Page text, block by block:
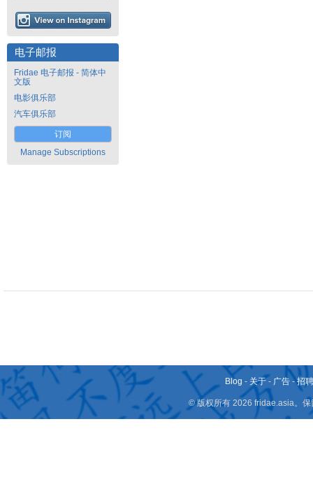
电子邮报
Fridae 电子邮报 - 简体中
文版
电影俱乐部
汽车俱乐部
订阅
Manage Subscriptions
Blog - 关于 - 广告 -招
© 版权所有 2026 fridae.asia。